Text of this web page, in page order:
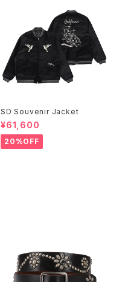
SD Souvenir Jacket
¥61,600
20%OFF